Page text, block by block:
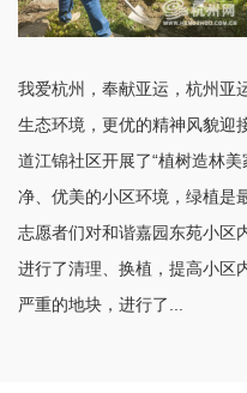
我爱杭州，奉献亚运，杭州亚
生态环境，更优的精神风貌迎
道江锦社区开展了“植树造林
净、优美的小区环境，绿植是
志愿者们对和谐嘉园东苑小区
进行了清理、换植，提高小区
严重的地块，进行了...